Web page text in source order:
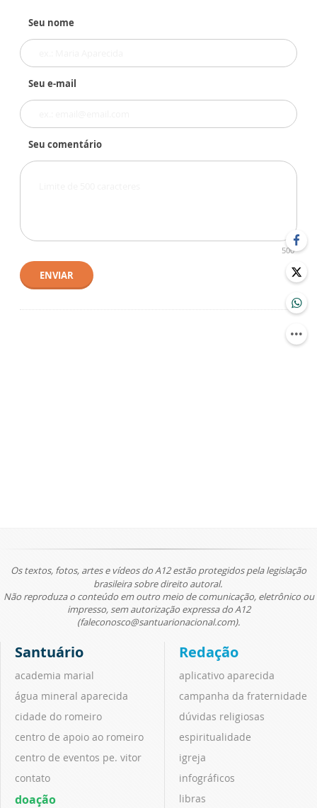
Seu nome
Seu e-mail
Seu comentário
500
ENVIAR
Os textos, fotos, artes e vídeos do A12 estão protegidos pela legislação
brasileira sobre direito autoral.
Não reproduza o conteúdo em outro meio de comunicação, eletrônico ou
impresso, sem autorização expressa do A12
(faleconosco@santuarionacional.com).
Santuário
academia marial
água mineral aparecida
cidade do romeiro
centro de apoio ao romeiro
centro de eventos pe. vitor
contato
doação
Redação
aplicativo aparecida
campanha da fraternidade
dúvidas religiosas
espiritualidade
igreja
infográficos
libras